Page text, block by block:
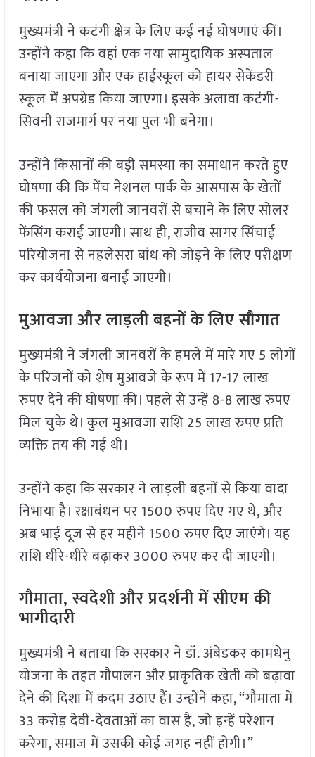
मुख्यमंत्री ने कटंगी क्षेत्र के लिए कई नई घोषणाएं कीं।
उन्होंने कहा कि वहां एक नया सामुदायिक अस्पताल
बनाया जाएगा और एक हाईस्कूल को हायर सेकेंडरी
स्कूल में अपग्रेड किया जाएगा। इसके अलावा कटंगी-
सिवनी राजमार्ग पर नया पुल भी बनेगा।
उन्होंने किसानों की बड़ी समस्या का समाधान करते हुए
घोषणा की कि पेंच नेशनल पार्क के आसपास के खेतों
की फसल को जंगली जानवरों से बचाने के लिए सोलर
फेंसिंग कराई जाएगी। साथ ही, राजीव सागर सिंचाई
परियोजना से नहलेसरा बांध को जोड़ने के लिए परीक्षण
कर कार्ययोजना बनाई जाएगी।
मुआवजा और लाड़ली बहनों के लिए सौगात
मुख्यमंत्री ने जंगली जानवरों के हमले में मारे गए 5 लोगों
के परिजनों को शेष मुआवजे के रूप में 17-17 लाख
रुपए देने की घोषणा की। पहले से उन्हें 8-8 लाख रुपए
मिल चुके थे। कुल मुआवजा राशि 25 लाख रुपए प्रति
व्यक्ति तय की गई थी।
उन्होंने कहा कि सरकार ने लाड़ली बहनों से किया वादा
निभाया है। रक्षाबंधन पर 1500 रुपए दिए गए थे, और
अब भाई दूज से हर महीने 1500 रुपए दिए जाएंगे। यह
राशि धीरे-धीरे बढ़ाकर 3000 रुपए कर दी जाएगी।
गौमाता, स्वदेशी और प्रदर्शनी में सीएम की
भागीदारी
मुख्यमंत्री ने बताया कि सरकार ने डॉ. अंबेडकर कामधेनु
योजना के तहत गौपालन और प्राकृतिक खेती को बढ़ावा
देने की दिशा में कदम उठाए हैं। उन्होंने कहा, “गौमाता में
33 करोड़ देवी-देवताओं का वास है, जो इन्हें परेशान
करेगा, समाज में उसकी कोई जगह नहीं होगी।”